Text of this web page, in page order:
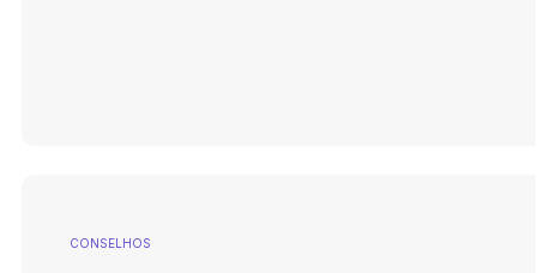
CONSELHOS